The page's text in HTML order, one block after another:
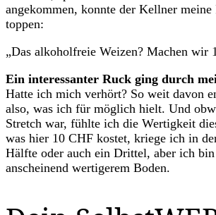
angekommen, konnte der Kellner meine
toppen:
„Das alkoholfreie Weizen? Machen wir
Ein interessanter Ruck ging durch
Hatte ich mich verhört? So weit davon
also, was ich für möglich hielt. Und
Stretch war, fühlte ich die Wertigkeit
was hier 10 CHF kostet, kriege ich in
Hälfte oder auch ein Drittel, aber ich
anscheinend wertigerem Boden.